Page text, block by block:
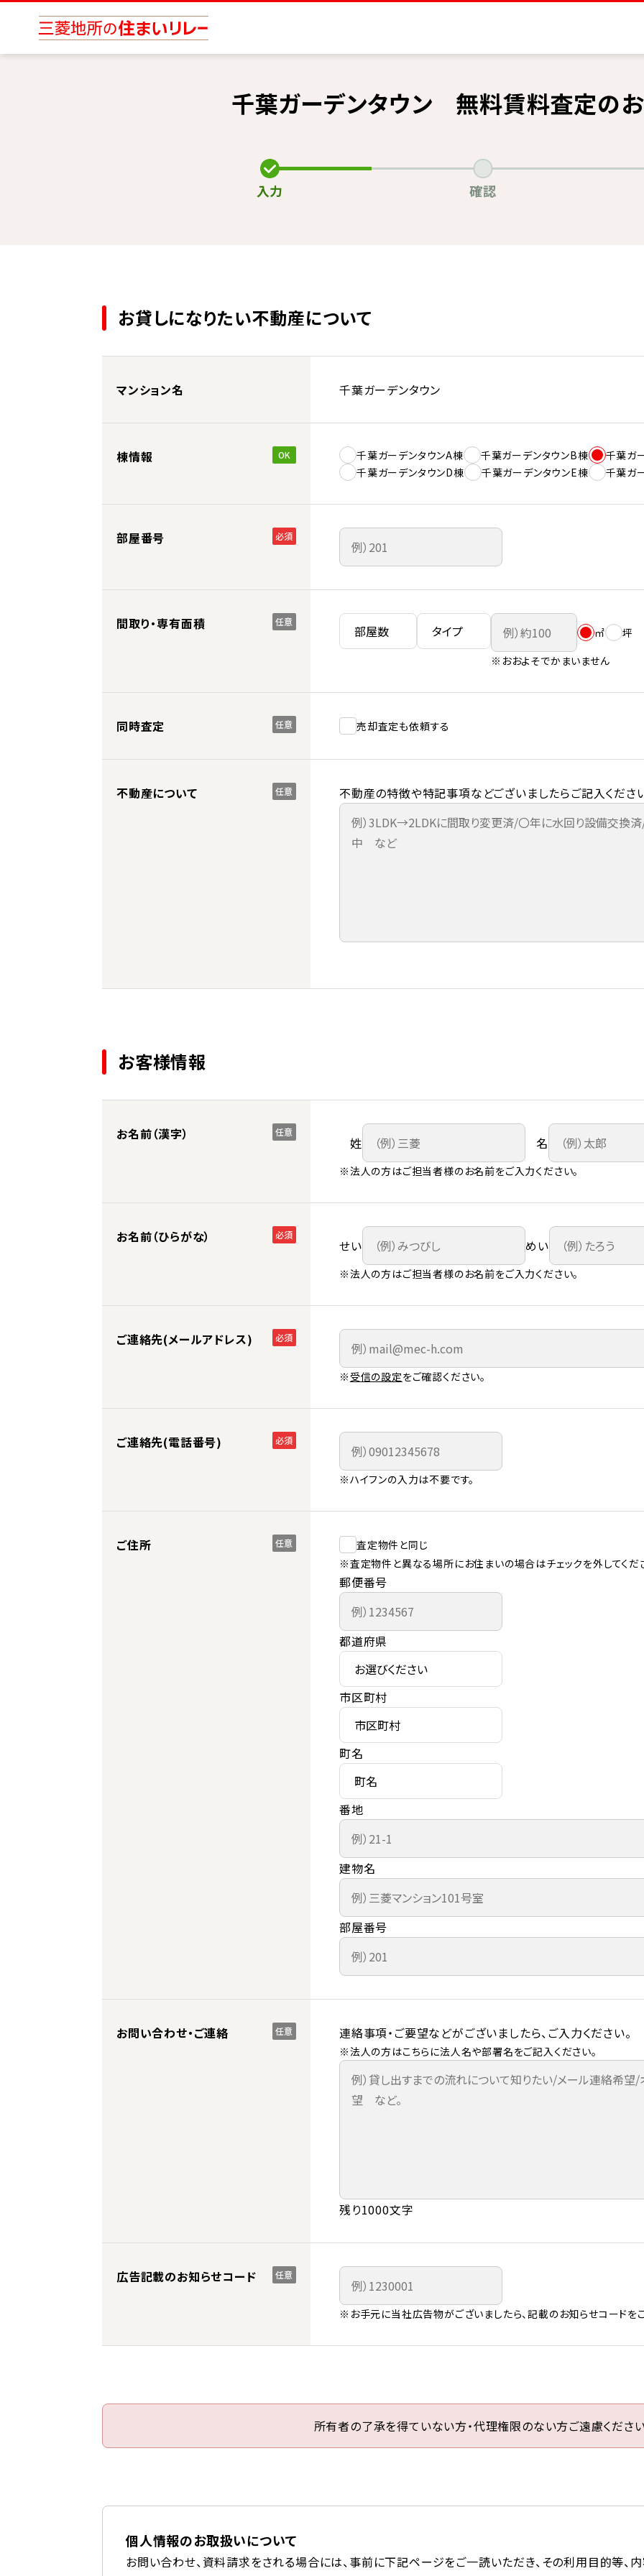
千葉ガーデンタウン 無料賃料査定の
入力 確認
お貸しになりたい不動産について
マンション名 千葉ガーデンタウン
棟情報 OK 千葉ガーデンタウンA棟 千葉ガーデンタウンB棟
千葉ガ
千葉ガーデンタウンD棟
千葉ガーデンタウンE棟 千葉ガ
部屋番号 必須
間取り・専有面積 任意
㎡
坪
※おおよそでかまいません
同時査定 任意 売却査定も依頼する
不動産について 任意 不動産の特徴や特記事項などございましたらご記入くださ
お客様情報
お名前（漢字） 任意
姓 名
※法人の方はご担当者様のお名前をご入力ください。
お名前（ひらがな） 必須
せい めい
※法人の方はご担当者様のお名前をご入力ください。
ご連絡先(メールアドレス) 必須
※ 受信の設定をご確認ください。
ご連絡先(電話番号) 必須
※ハイフンの入力は不要です。
ご住所 任意
査定物件と同じ
※査定物件と異なる場所にお住まいの場合はチェックを外してくだ
郵便番号
都道府県
市区町村
町名
番地
建物名
部屋番号
お問い合わせ・ご連絡 任意 連絡事項・ご要望などがございましたら、ご入力ください。
※法人の方はこちらに法人名や部署名をご記入ください。
残り1000文字
広告記載のお知らせコード 任意
※お手元に当社広告物がございましたら、記載のお知らせコードを
所有者の了承を得ていない方・代理権限のない方ご遠慮くださ
個人情報のお取扱いについて
お問い合わせ、資料請求をされる場合には、事前に下記ページをご一読いただき、その利用目的等、